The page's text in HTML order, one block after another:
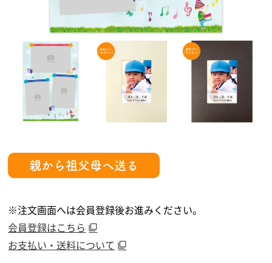
親から祖父母へ送る
※注文画面へは会員登録後お進みください。
会員登録はこちら
お支払い・送料について